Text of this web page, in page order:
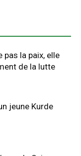
pas la paix, elle
de la lutte
jeune Kurde